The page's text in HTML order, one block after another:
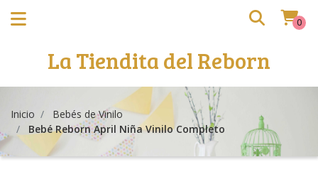
0
La Tiendita del Reborn
Inicio
Bebés de Vinilo
Bebé Reborn April Niña Vinilo Completo